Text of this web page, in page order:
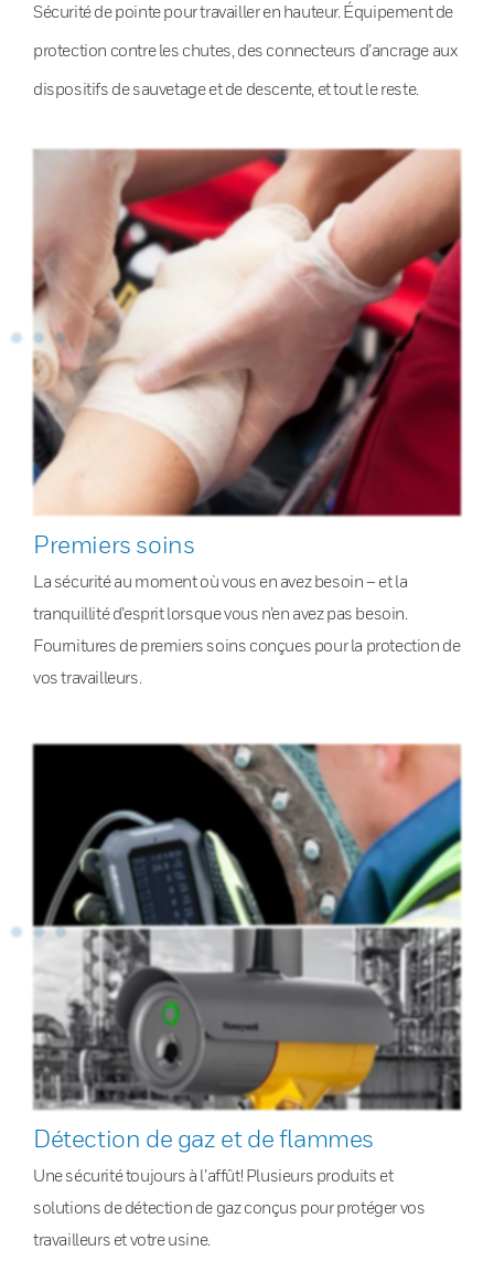
Sécurité de pointe pour travailler en hauteur. Équipement de
protection contre les chutes, des connecteurs d’ancrage aux
dispositifs de sauvetage et de descente, et tout le reste.
Premiers soins
La sécurité au moment où vous en avez besoin – et la
tranquillité d’esprit lorsque vous n’en avez pas besoin.
Fournitures de premiers soins conçues pour la protection de
vos travailleurs.
Détection de gaz et de flammes
Une sécurité toujours à l’affût! Plusieurs produits et
solutions de détection de gaz conçus pour protéger vos
travailleurs et votre usine.